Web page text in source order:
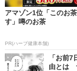
アマゾン1位「このお
す」噂のお茶
PR(ハーブ健康本舗)
「お前
由とは